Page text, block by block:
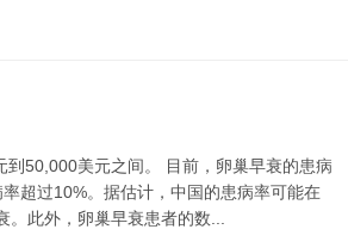
50,000美元之间。 目前，卵巢早衰的患病
超过10%。据估计，中国的患病率可能在
此外，卵巢早衰患者的数...